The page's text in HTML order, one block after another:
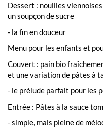
Dessert : nouilles
un soupçon de sucre
- la fin en douceur
Menu pour les enfants et
Couvert : pain bio
et une variation de pâtes à
- le prélude parfait pour les
Entrée : Pâtes à la sauce
- simple, mais pleine de